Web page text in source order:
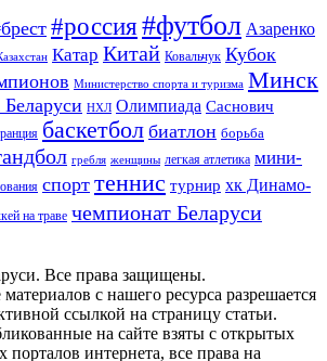
#россия#футбол Азаренко
Катар Китай Ковальчук Кубок
Министерство спорта и туризма Минск
НХЛ Олимпиада Саснович
баскетбол биатлон борьба
гребля женщины легкая атлетика мини-
спорт теннис турнир хк Динамо-
на траве чемпионат Беларуси
Все права защищены.
с нашего ресурса разрешается
ссылкой на страницу статьи.
на сайте взяты с открытых
порталов интернета, все права на